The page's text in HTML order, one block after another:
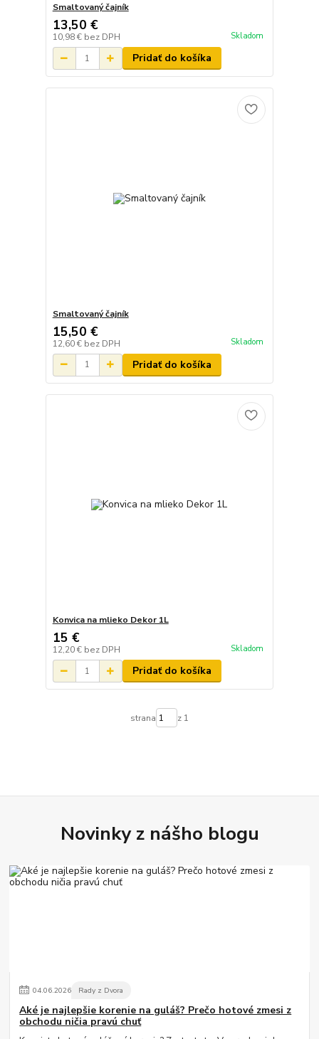
Smaltovaný čajník
13,50 €
10,98 € bez DPH Skladom
Pridať do košíka
Smaltovaný čajník
15,50 €
12,60 € bez DPH Skladom
Pridať do košíka
Konvica na mlieko Dekor 1L
15 €
12,20 € bez DPH Skladom
Pridať do košíka
strana z 1
Novinky z nášho blogu
04.06.2026 Rady z Dvora
Aké je najlepšie korenie na guláš? Prečo hotové zmesi z
obchodu ničia pravú chuť